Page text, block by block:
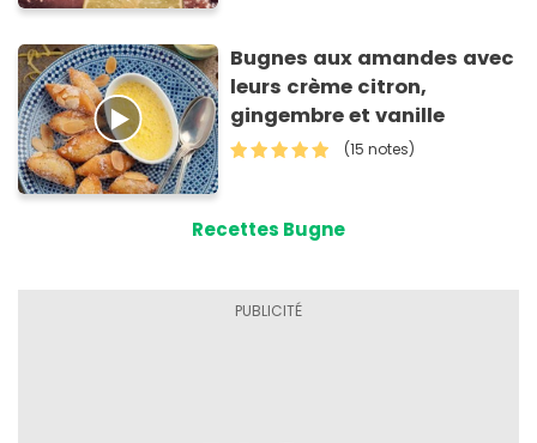
Bugnes aux amandes avec
leurs crème citron,
gingembre et vanille
(15 notes)
Recettes Bugne